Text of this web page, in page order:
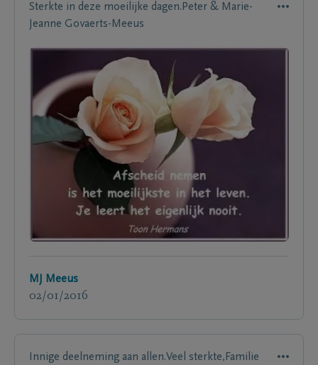
Sterkte in deze moeilijke dagen.Peter & Marie-
Jeanne Govaerts-Meeus
MJ Meeus
02/01/2016
Innige deelneming aan allen.Veel sterkte,Familie